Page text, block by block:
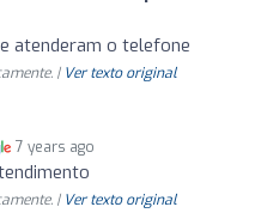
atenderam o telefone
| Ver texto original
7 years ago
| Ver texto original